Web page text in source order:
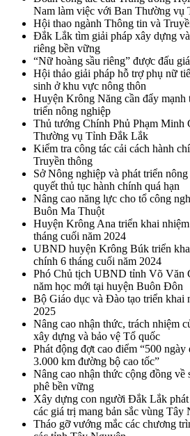
Nam làm việc với Ban Thường
Hội thao ngành Thông tin và
Đắk Lắk tìm giải pháp xây dựng
riêng bền vững
“Nữ hoàng sầu riêng” được đấu
Hội thảo giải pháp hỗ trợ phụ nữ
sinh ở khu vực nông thôn
Huyện Krông Năng cần đẩy mạnh
triển nông nghiệp
Thủ tướng Chính Phủ Phạm Minh
Thường vụ Tỉnh Đắk Lắk
Kiểm tra công tác cải cách hành
Truyền thông
Sở Nông nghiệp và phát triển
quyết thủ tục hành chính quá hạn
Nâng cao năng lực cho tổ công
Buôn Ma Thuột
Huyện Krông Ana triển khai
tháng cuối năm 2024
UBND huyện Krông Búk triển
chính 6 tháng cuối năm 2024
Phó Chủ tịch UBND tỉnh Võ Văn
năm học mới tại huyện Buôn Đôn
Bộ Giáo dục và Đào tạo triển khai
2025
Nâng cao nhận thức, trách nhiệm
xây dựng và bảo vệ Tổ quốc
Phát động đợt cao điểm “500 ngày
3.000 km đường bộ cao tốc”
Nâng cao nhận thức cộng đồng về
phê bền vững
Xây dựng con người Đắk Lắk phát
các giá trị mang bản sắc vùng Tây
Tháo gỡ vướng mắc các chương